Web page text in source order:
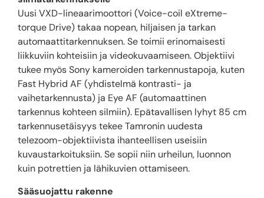
Uusi VXD-lineaarimoottori (Voice-coil eXtreme-
torque Drive) takaa nopean, hiljaisen ja tarkan
automaattitarkennuksen. Se toimii erinomaisesti
liikkuviin kohteisiin ja videokuvaamiseen. Objektiivi
tukee myös Sony kameroiden tarkennustapoja, kuten
Fast Hybrid AF (yhdistelmä kontrasti- ja
vaihetarkennusta) ja Eye AF (automaattinen
tarkennus kohteen silmiin). Epätavallisen lyhyt 85 cm
tarkennusetäisyys tekee Tamronin uudesta
telezoom-objektiivista ihanteellisen useisiin
kuvaustarkoituksiin. Se sopii niin urheilun, luonnon
kuin potrettien ja lähikuvien ottamiseen.
Sääsuojattu rakenne